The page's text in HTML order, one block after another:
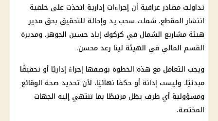
تداولت مصادر عراقية أن إجراءات إدارية اتخذت على خلفية
انتشار المقطع، شملت سحب يد وإحالة للتحقيق بحق مدير
هيئة مشاريع الشمال في كركوك إياد حسين الجوهر، ومديرة
القسم المالي في الهيئة لينا رعد محسن.
ويجب التعامل مع هذه الخطوة بوصفها إجراءً إداريًا أو تحقيقًا
مبدئيًا، وليست إدانة أو حكمًا نهائيًا، لأن تحديد صحة الوقائع
ومسؤولية أي طرف يظل مرتبطًا بما تنتهي إليه الجهات
المختصة.